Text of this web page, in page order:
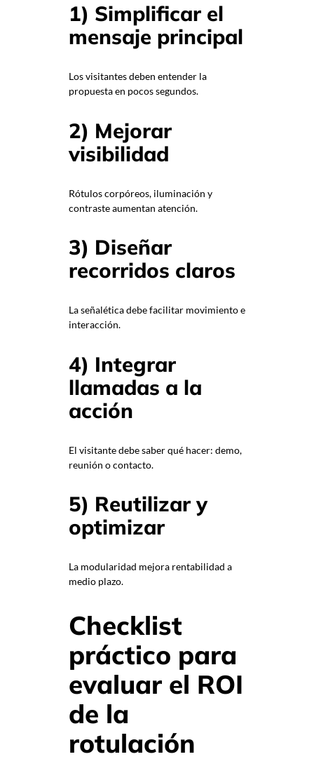
1) Simplificar el
mensaje principal
Los visitantes deben entender la
propuesta en pocos segundos.
2) Mejorar
visibilidad
Rótulos corpóreos, iluminación y
contraste aumentan atención.
3) Diseñar
recorridos claros
La señalética debe facilitar movimiento e
interacción.
4) Integrar
llamadas a la
acción
El visitante debe saber qué hacer: demo,
reunión o contacto.
5) Reutilizar y
optimizar
La modularidad mejora rentabilidad a
medio plazo.
Checklist
práctico para
evaluar el ROI
de la
rotulación